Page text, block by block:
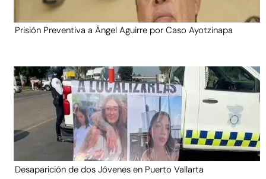
Prisión Preventiva a Ángel Aguirre por Caso Ayotzinapa
Desaparición de dos Jóvenes en Puerto Vallarta